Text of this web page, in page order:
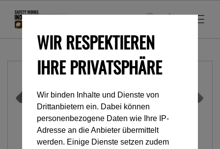
WIR RESPEKTIEREN
IHRE PRIVATSPHÄRE
Wir binden Inhalte und Dienste von
Drittanbietern ein. Dabei können
personenbezogene Daten wie Ihre IP-
Adresse an die Anbieter übermittelt
werden. Einige Dienste setzen zudem